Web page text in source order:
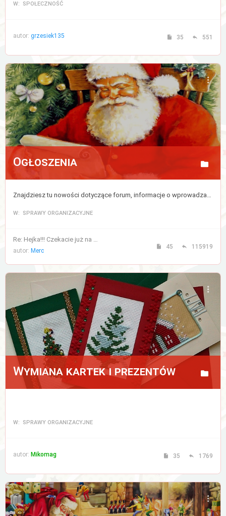
W: SPOŁECZNOŚĆ
autor: grzesiek135 35 551
Ogłoszenia
Znajdziesz tu nowości dotyczące forum, informacje o wprowadzanych zmianach, a także regulamin forum.
W: SPRAWY ORGANIZACYJNE
Re: Hejka!!! Czekacie już na …
autor: Merc
45 115919
Wymiana kartek i prezentów
W: SPRAWY ORGANIZACYJNE
autor: Mikomag 35 1769